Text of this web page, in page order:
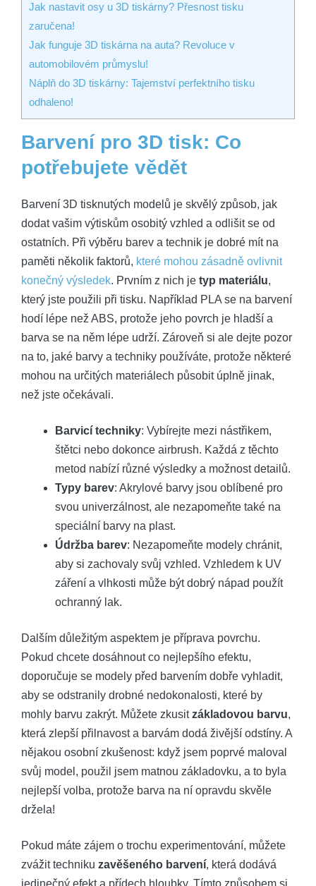
Jak nastavit osy u 3D tiskárny? Přesnost tisku
zaručena!
Jak funguje 3D tiskárna na auta? Revoluce v
automobilovém průmyslu!
Náplň do 3D tiskárny: Tajemství perfektního tisku
odhaleno!
Barvení pro 3D tisk: Co
potřebujete vědět
Barvení 3D tisknutých modelů je skvělý způsob, jak
dodat vašim výtiskům osobitý vzhled a odlišit se od
ostatních. Při výběru barev a technik je dobré mít na
paměti několik faktorů, které mohou zásadně ovlivnit
konečný výsledek. Prvním z nich je typ materiálu,
který jste použili při tisku. Například PLA se na barvení
hodí lépe než ABS, protože jeho povrch je hladší a
barva se na něm lépe udrží. Zároveň si ale dejte pozor
na to, jaké barvy a techniky používáte, protože některé
mohou na určitých materiálech působit úplně jinak,
než jste očekávali.
Barvicí techniky: Vybírejte mezi nástřikem,
štětci nebo dokonce airbrush. Každá z těchto
metod nabízí různé výsledky a možnost detailů.
Typy barev: Akrylové barvy jsou oblíbené pro
svou univerzálnost, ale nezapomeňte také na
speciální barvy na plast.
Údržba barev: Nezapomeňte modely chránit,
aby si zachovaly svůj vzhled. Vzhledem k UV
záření a vlhkosti může být dobrý nápad použít
ochranný lak.
Dalším důležitým aspektem je příprava povrchu.
Pokud chcete dosáhnout co nejlepšího efektu,
doporučuje se modely před barvením dobře vyhladit,
aby se odstranily drobné nedokonalosti, které by
mohly barvu zakrýt. Můžete zkusitzákladovou barvu,
která zlepší přilnavost a barvám dodá živější odstíny. A
nějakou osobní zkušenost: když jsem poprvé maloval
svůj model, použil jsem matnou základovku, a to byla
nejlepší volba, protože barva na ní opravdu skvěle
držela!
Pokud máte zájem o trochu experimentování, můžete
zvážit techniku zavěšeného barvení, která dodává